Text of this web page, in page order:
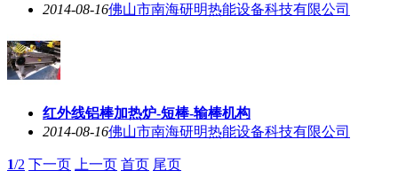
2014-08-16佛山市南海研明热能设备科技有限公司
红外线铝棒加热炉-短棒-输棒机构
2014-08-16佛山市南海研明热能设备科技有限公司
1/2 下一页 上一页 首页 尾页